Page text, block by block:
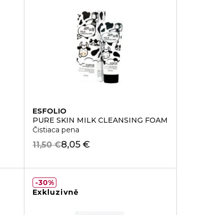
ESFOLIO
PURE SKIN MILK CLEANSING FOAM
Čistiaca pena
8,05 €
11,50 €
Exkluzivně
30%